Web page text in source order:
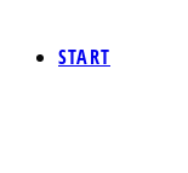
START